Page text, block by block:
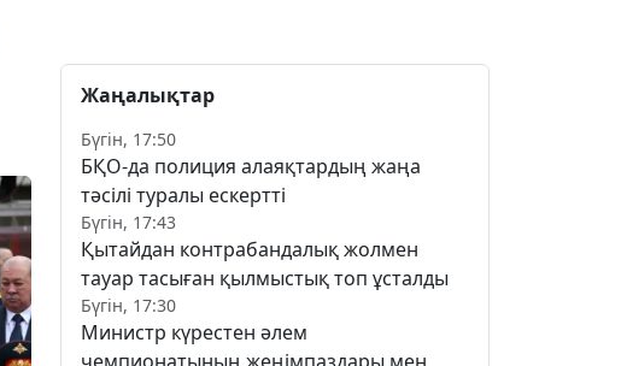
Жаңалықтар
Бүгін, 17:50
БҚО-да полиция алаяқтардың жаңа
тәсілі туралы ескертті
Бүгін, 17:43
Қытайдан контрабандалық жолмен
тауар тасыған қылмыстық топ ұсталды
Бүгін, 17:30
Министр күрестен әлем